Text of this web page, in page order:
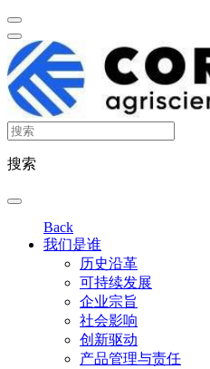
搜索
Back
我们是谁
历史沿革
可持续发展
企业宗旨
社会影响
创新驱动
产品管理与责任